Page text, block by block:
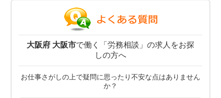
大阪府 大阪市で働く「労務相談」の求人をお探
しの方へ
お仕事さがしの上で疑問に思ったり不安な点はありません
か？